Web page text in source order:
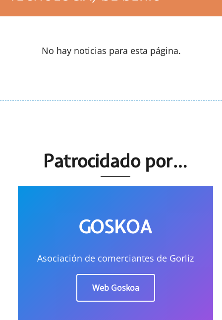
No hay noticias para esta página.
Patrocidado por…
GOSKOA
Asociación de comerciantes de Gorliz
Web Goskoa